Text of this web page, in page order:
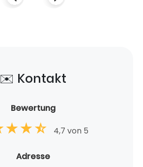
✉️ Kontakt
Bewertung
4,7 von 5
Adresse